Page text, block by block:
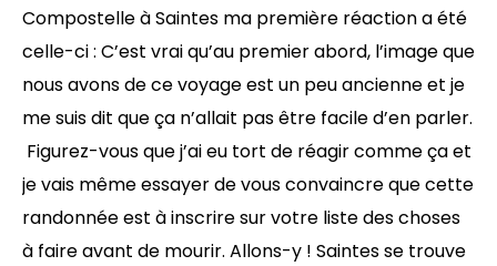
Compostelle à Saintes ma première réaction a été
celle-ci : C’est vrai qu’au premier abord, l’image que
nous avons de ce voyage est un peu ancienne et je
me suis dit que ça n’allait pas être facile d’en parler.
Figurez-vous que j’ai eu tort de réagir comme ça et
je vais même essayer de vous convaincre que cette
randonnée est à inscrire sur votre liste des choses
à faire avant de mourir. Allons-y ! Saintes se trouve